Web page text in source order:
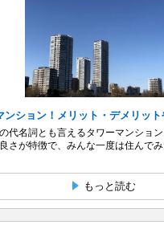
ンション！メリット・デメリッ
代名詞とも言えるタワーマンショ
さが特徴で、みんな一度は住んで
もっと読む